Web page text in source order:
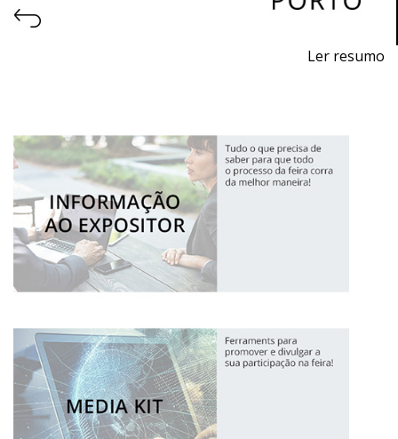
Ler resumo
7 a 9 de fevereiro 2028 - EXPONOR - Porto
segunda a quarta - 10h / 19h